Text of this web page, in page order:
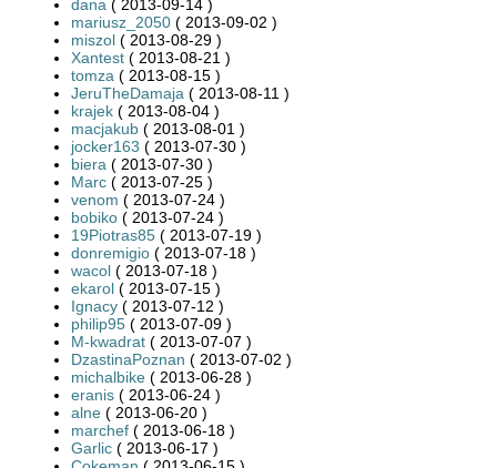
dana ( 2013-09-14 )
mariusz_2050 ( 2013-09-02 )
miszol ( 2013-08-29 )
Xantest ( 2013-08-21 )
tomza ( 2013-08-15 )
JeruTheDamaja ( 2013-08-11 )
krajek ( 2013-08-04 )
macjakub ( 2013-08-01 )
jocker163 ( 2013-07-30 )
biera ( 2013-07-30 )
Marc ( 2013-07-25 )
venom ( 2013-07-24 )
bobiko ( 2013-07-24 )
19Piotras85 ( 2013-07-19 )
donremigio ( 2013-07-18 )
wacol ( 2013-07-18 )
ekarol ( 2013-07-15 )
Ignacy ( 2013-07-12 )
philip95 ( 2013-07-09 )
M-kwadrat ( 2013-07-07 )
DzastinaPoznan ( 2013-07-02 )
michalbike ( 2013-06-28 )
eranis ( 2013-06-24 )
alne ( 2013-06-20 )
marchef ( 2013-06-18 )
Garlic ( 2013-06-17 )